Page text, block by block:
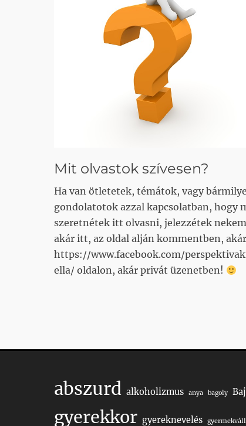
Mit olvastok szívesen?
Ha van ötletetek, témátok, vagy
gondolatotok azzal kapcsolatban, hogy
szeretnétek itt olvasni, jelezzétek
akár itt, az oldal alján kommentben,
https://www.facebook.com/
ella/ oldalon, akár privát üzenetben!
abszurd alkoholizmus anya bagoly
gyerekkor gyereknevelés